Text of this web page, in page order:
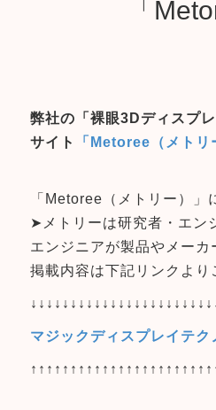
「
弊社の「裸眼3Dディスプ
サイト
「Metoree（メトリ
「Metoree（メトリー）」
➤メトリーは研究者・エン
エンジニアが製品やメーカ
掲載内容は下記リンクより
マジックディスプレイテ